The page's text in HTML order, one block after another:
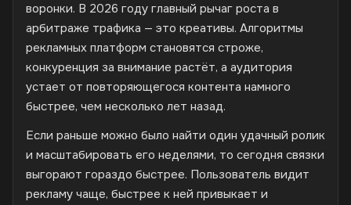
воронки. В 2026 году главный рычаг роста в
арбитраже трафика — это креативы. Алгоритмы
рекламных платформ становятся строже,
конкуренция за внимание растёт, а аудитория
устает от повторяющегося контента намного
быстрее, чем несколько лет назад.
Если раньше можно было найти один удачный ролик
и масштабировать его неделями, то сегодня связки
выгорают гораздо быстрее. Пользователь видит
рекламу чаще, быстрее к ней привыкает и